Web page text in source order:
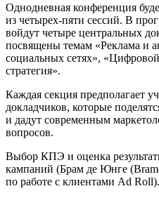
Однодневная конференция
из четырех-пяти сессий. В
войдут четыре центральных
посвящены темам «Реклама и
социальных сетях»,
стратегия».
Каждая секция предполагает
докладчиков, которые
и дадут современным
вопросов.
Выбор КПЭ и оценка
кампаний (Брам де Юнге
по работе с клиентами Ad Roll).